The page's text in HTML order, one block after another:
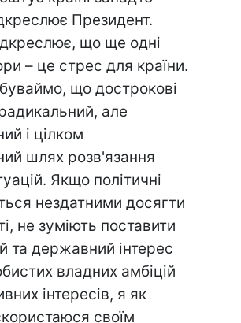
Президент.
що ще одні
– це стрес для країни.
що дострокові
але
і цілком
шлях розв'язання
Якщо політичні
нездатними досягти
не зуміють поставити
та державний інтерес
владних амбіцій
інтересів, я як
своїм